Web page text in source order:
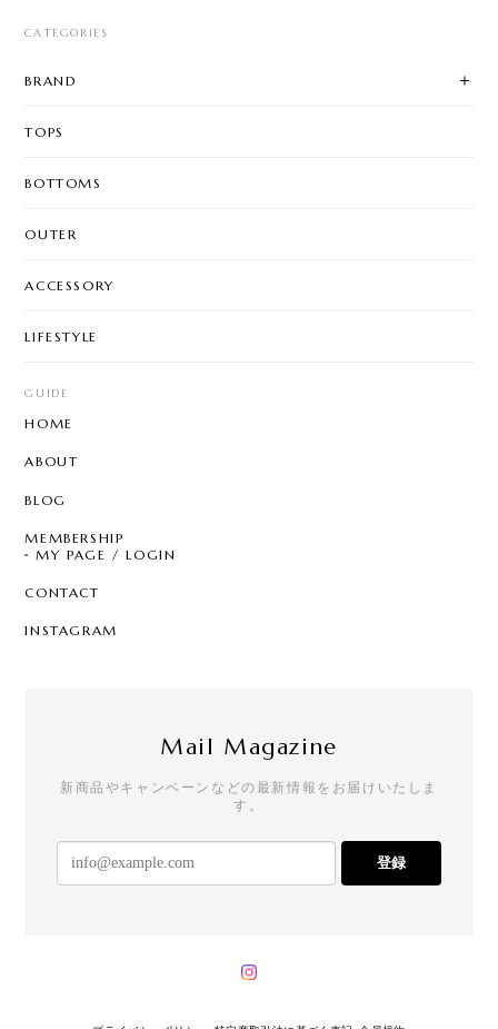
CATEGORIES
BRAND
TOPS
BOTTOMS
OUTER
ACCESSORY
LIFESTYLE
GUIDE
HOME
ABOUT
BLOG
MEMBERSHIP
MY PAGE / LOGIN
CONTACT
INSTAGRAM
Mail Magazine
新商品やキャンペーンなどの最新情報をお届けいたしま
す。
登録